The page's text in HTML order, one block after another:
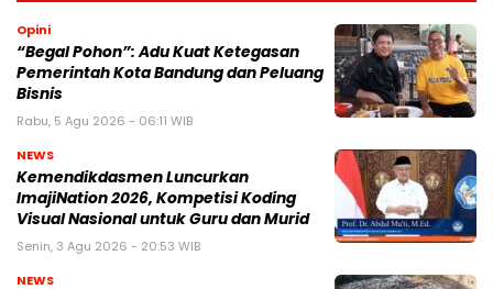
Opini
“Begal Pohon”: Adu Kuat Ketegasan
Pemerintah Kota Bandung dan Peluang
Bisnis
Rabu, 5 Agu 2026 - 06:11 WIB
NEWS
Kemendikdasmen Luncurkan
ImajiNation 2026, Kompetisi Koding
Visual Nasional untuk Guru dan Murid
Senin, 3 Agu 2026 - 20:53 WIB
NEWS